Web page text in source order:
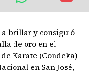
brillar y consiguió
de oro en el
Karate (Condeka)
en San José,